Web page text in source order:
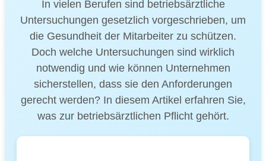
In vielen Berufen sind betriebsärztliche
Untersuchungen gesetzlich vorgeschrieben, um
die Gesundheit der Mitarbeiter zu schützen.
Doch welche Untersuchungen sind wirklich
notwendig und wie können Unternehmen
sicherstellen, dass sie den Anforderungen
gerecht werden? In diesem Artikel erfahren Sie,
was zur betriebsärztlichen Pflicht gehört.